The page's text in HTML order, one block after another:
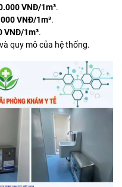
VNĐ/1m³.
VNĐ/1m³.
VNĐ/1m³.
quy mô của hệ thống.